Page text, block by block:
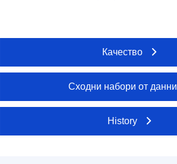
Качество
Сходни набори от данни
History